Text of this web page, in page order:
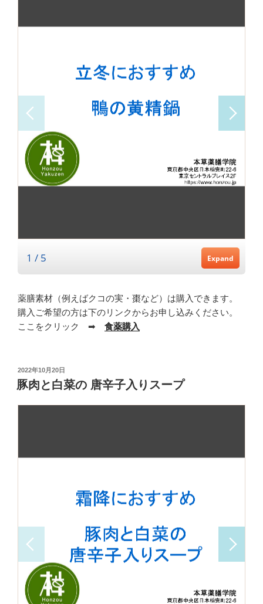
薬膳素材（例えばクコの実・棗など）は購入できます。
購入ご希望の方は下のリンクからお申し込みください。
ここをクリック ➡ 食薬購入
投
稿
日:
2022年10月20日
豚肉と白菜の 唐辛子入りスープ